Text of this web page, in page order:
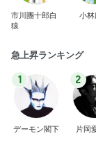
市川團十郎白
猿
小林
急上昇ランキング
1
デーモン閣下
2
片岡